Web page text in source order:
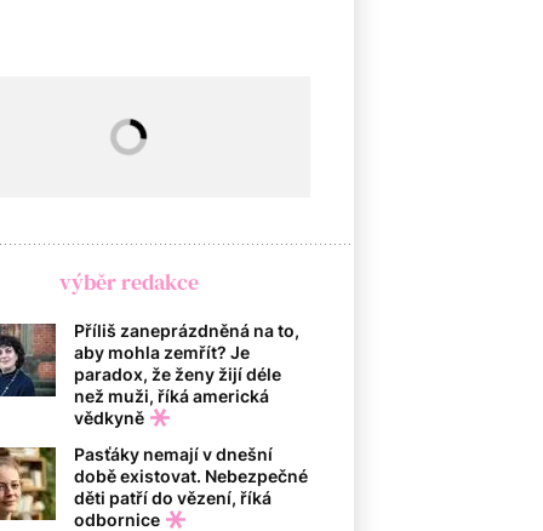
výběr redakce
Příliš zaneprázdněná na to,
aby mohla zemřít? Je
paradox, že ženy žijí déle
než muži, říká americká
vědkyně
Pasťáky nemají v dnešní
době existovat. Nebezpečné
děti patří do vězení, říká
odbornice